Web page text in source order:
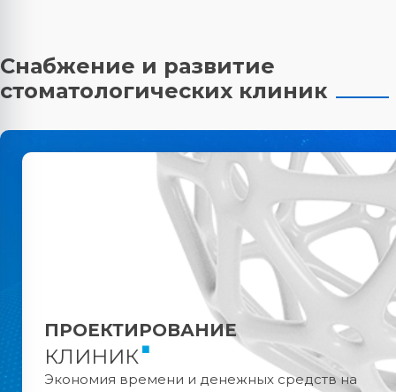
Снабжение и развитие
стоматологических клиник
ПРОЕКТИРОВАНИЕ
КЛИНИК
Экономия времени и денежных средств на